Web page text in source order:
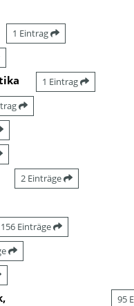
1 Eintrag
1 Eintrag
2 Einträge
156 Einträge
95